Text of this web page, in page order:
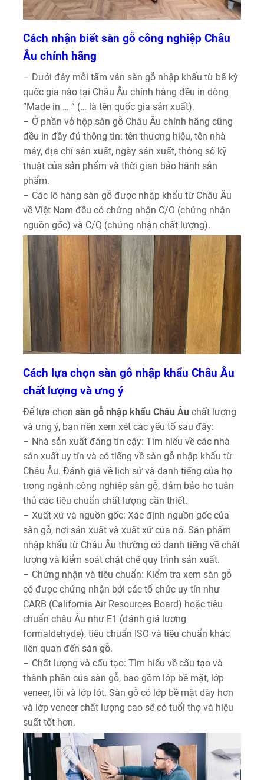
Cách nhận biết sàn gỗ công nghiệp Châu
Âu chính hãng
– Dưới đáy mỗi tấm ván sàn gỗ nhập khẩu từ bấ kỳ
quốc gia nào tại Châu Âu chính hàng đều in dòng
“Made in … ” (… là tên quốc gia sản xuất).
– Ở phần vỏ hộp sàn gỗ Châu Âu chính hãng cũng
đều in đầy đủ thông tin: tên thương hiệu, tên nhà
máy, địa chỉ sản xuất, ngày sản xuất, thông số kỹ
thuật của sản phẩm và thời gian bảo hành sản
phẩm.
– Các lô hàng sàn gỗ được nhập khẩu từ Châu Âu
về Việt Nam đều có chứng nhận C/O (chứng nhận
nguồn gốc) và C/Q (chứng nhận chất lượng).
Cách lựa chọn sàn gỗ nhập khẩu Châu Âu
chất lượng và ưng ý
Để lựa chọn sàn gỗ nhập khẩu Châu Âu chất lượng
và ưng ý, bạn nên xem xét các yếu tố sau đây:
– Nhà sản xuất đáng tin cậy: Tìm hiểu về các nhà
sản xuất uy tín và có tiếng về sàn gỗ nhập khẩu từ
Châu Âu. Đánh giá về lịch sử và danh tiếng của họ
trong ngành công nghiệp sàn gỗ, đảm bảo họ tuân
thủ các tiêu chuẩn chất lượng cần thiết.
– Xuất xứ và nguồn gốc: Xác định nguồn gốc của
sàn gỗ, nơi sản xuất và xuất xứ của nó. Sản phẩm
nhập khẩu từ Châu Âu thường có danh tiếng về chất
lượng và kiểm soát chặt chẽ quy trình sản xuất.
– Chứng nhận và tiêu chuẩn: Kiểm tra xem sàn gỗ
có được chứng nhận bởi các tổ chức uy tín như
CARB (California Air Resources Board) hoặc tiêu
chuẩn châu Âu như E1 (đánh giá lượng
formaldehyde), tiêu chuẩn ISO và tiêu chuẩn khác
liên quan đến sàn gỗ.
– Chất lượng và cấu tạo: Tìm hiểu về cấu tạo và
thành phần của sàn gỗ, bao gồm lớp bề mặt, lớp
veneer, lõi và lớp lót. Sàn gỗ có lớp bề mặt dày hơn
và lớp veneer chất lượng cao sẽ có tuổi thọ và hiệu
suất tốt hơn.